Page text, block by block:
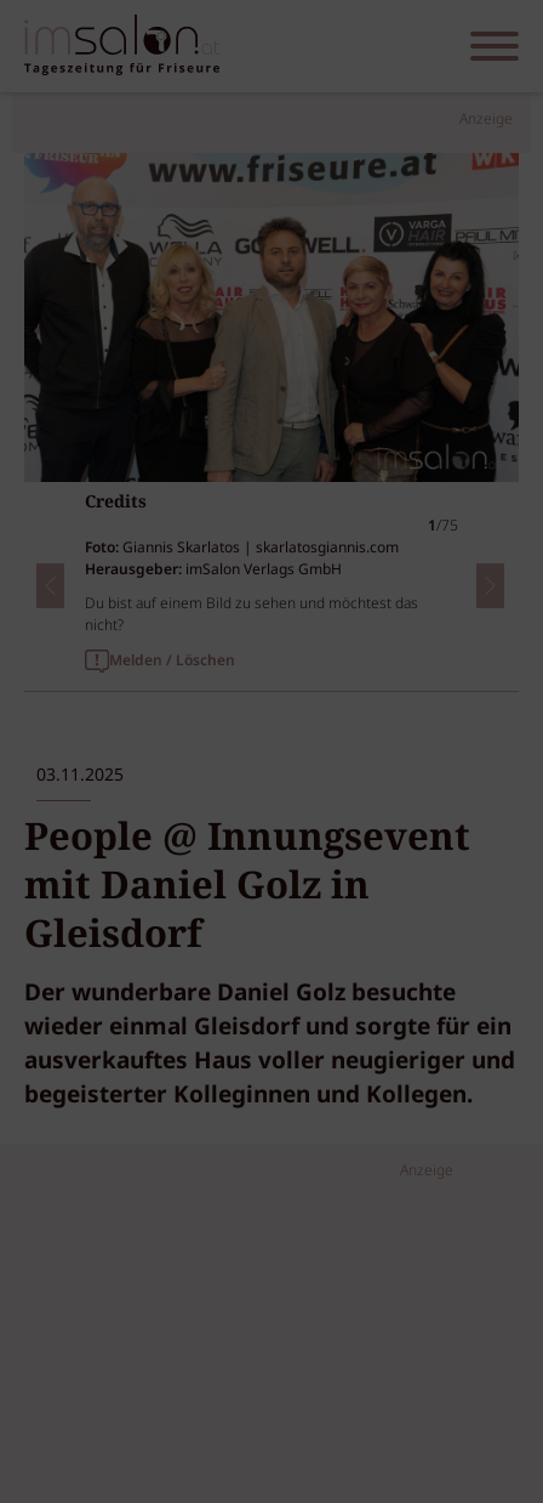
Anzeige
Credits
1/75
Foto: Giannis Skarlatos | skarlatosgiannis.com
Herausgeber: imSalon Verlags GmbH
Du bist auf einem Bild zu sehen und möchtest das
nicht?
Melden / Löschen
03.11.2025
People @ Innungsevent
mit Daniel Golz in
Gleisdorf
Der wunderbare Daniel Golz besuchte
wieder einmal Gleisdorf und sorgte für ein
ausverkauftes Haus voller neugieriger und
begeisterter Kolleginnen und Kollegen.
Anzeige